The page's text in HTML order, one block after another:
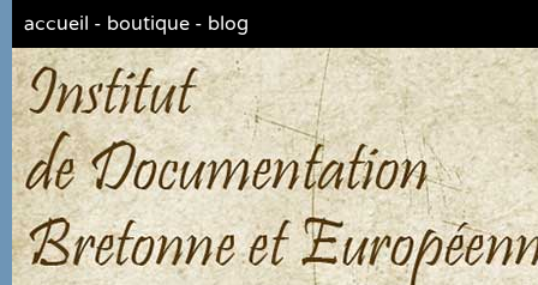
accueil - boutique - blog